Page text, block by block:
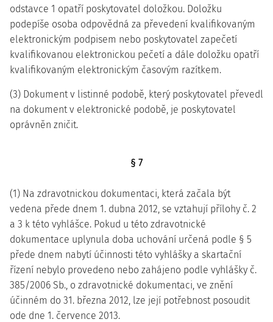
odstavce 1 opatří poskytovatel doložkou. Doložku
podepíše osoba odpovědná za převedení kvalifikovaným
elektronickým podpisem nebo poskytovatel zapečetí
kvalifikovanou elektronickou pečetí a dále doložku opatří
kvalifikovaným elektronickým časovým razítkem.
(3) Dokument v listinné podobě, který poskytovatel převedl
na dokument v elektronické podobě, je poskytovatel
oprávněn zničit.
§ 7
(1) Na zdravotnickou dokumentaci, která začala být
vedena přede dnem 1. dubna 2012, se vztahují přílohy č. 2
a 3 k této vyhlášce. Pokud u této zdravotnické
dokumentace uplynula doba uchování určená podle § 5
přede dnem nabytí účinnosti této vyhlášky a skartační
řízení nebylo provedeno nebo zahájeno podle vyhlášky č.
385/2006 Sb., o zdravotnické dokumentaci, ve znění
účinném do 31. března 2012, lze její potřebnost posoudit
ode dne 1. července 2013.